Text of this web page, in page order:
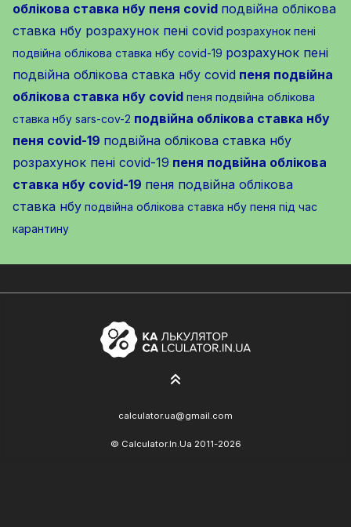
облікова ставка нбу пеня covid подвійна облікова
ставка нбу розрахунок пені covid розрахунок пені
подвійна облікова ставка нбу covid-19 розрахунок пені
подвійна облікова ставка нбу covid пеня подвійна
облікова ставка нбу covid пеня подвійна облікова
ставка нбу sars-cov-2 подвійна облікова ставка нбу
пеня covid-19 подвійна облікова ставка нбу
розрахунок пені covid-19 пеня подвійна облікова
ставка нбу covid-19 пеня подвійна облікова
ставка нбу подвійна облікова ставка нбу пеня під час
карантину
calculator.ua@gmail.com
© Calculator.In.Ua 2011-2026